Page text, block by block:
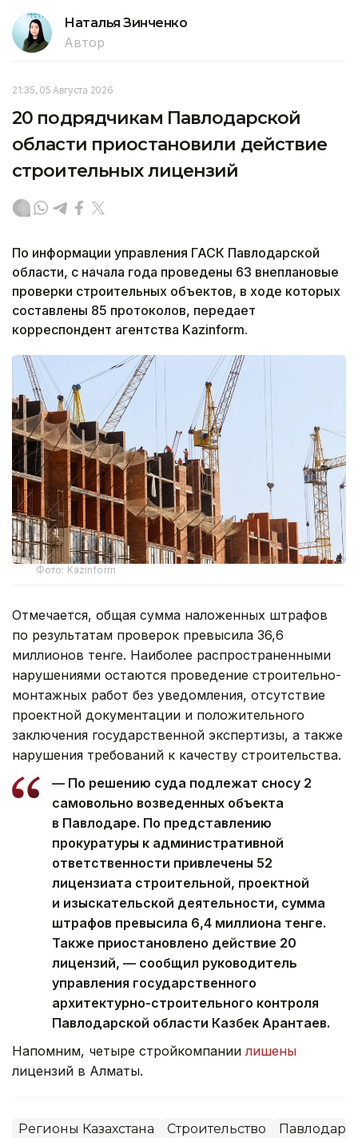
Наталья Зинченко
Автор
21:35, 05 Августа 2026
20 подрядчикам Павлодарской
области приостановили действие
строительных лицензий
По информации управления ГАСК Павлодарской
области, с начала года проведены 63 внеплановые
проверки строительных объектов, в ходе которых
составлены 85 протоколов, передает
корреспондент агентства Kazinform.
Фото: Kazinform
Отмечается, общая сумма наложенных штрафов
по результатам проверок превысила 36,6
миллионов тенге. Наиболее распространенными
нарушениями остаются проведение строительно-
монтажных работ без уведомления, отсутствие
проектной документации и положительного
заключения государственной экспертизы, а также
нарушения требований к качеству строительства.
— По решению суда подлежат сносу 2
самовольно возведенных объекта
в Павлодаре. По представлению
прокуратуры к административной
ответственности привлечены 52
лицензиата строительной, проектной
и изыскательской деятельности, сумма
штрафов превысила 6,4 миллиона тенге.
Также приостановлено действие 20
лицензий, — сообщил руководитель
управления государственного
архитектурно-строительного контроля
Павлодарской области Казбек Арантаев.
Напомним, четыре стройкомпаниилишены
лицензий в Алматы.
Регионы Казахстана Строительство